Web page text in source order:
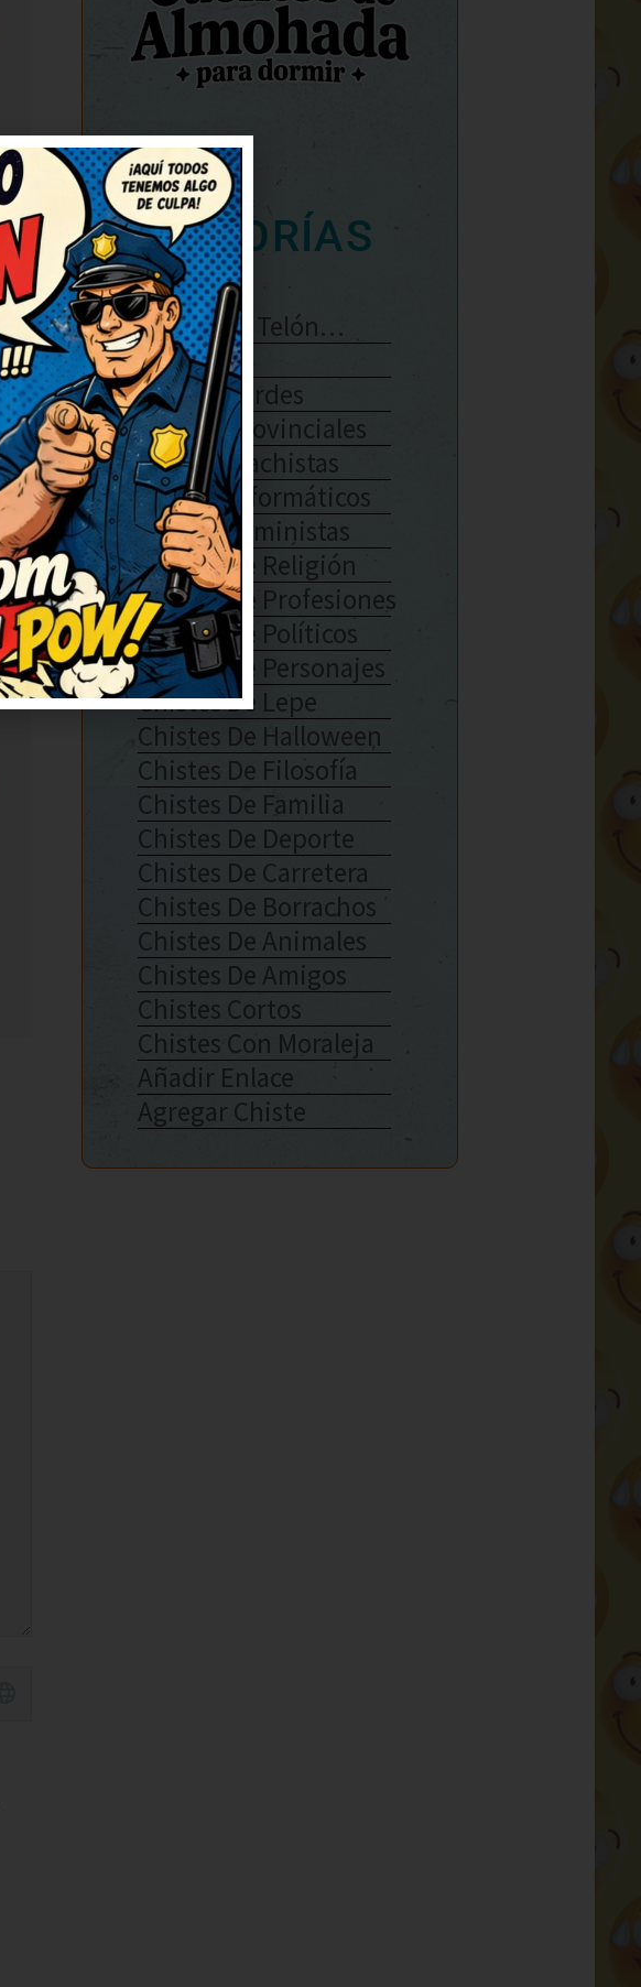
CATEGORÍAS
Se Abre El Telón…
Enlaces
Chistes Verdes
Chistes Provinciales
Chistes Machistas
Chistes Informáticos
Chistes Feministas
Chistes De Religión
Chistes De Profesiones
Chistes De Políticos
Chistes De Personajes
Chistes De Lepe
Chistes De Halloween
Chistes De Filosofía
Chistes De Familia
Chistes De Deporte
Chistes De Carretera
Chistes De Borrachos
Chistes De Animales
Chistes De Amigos
Chistes Cortos
Chistes Con Moraleja
Añadir Enlace
Agregar Chiste